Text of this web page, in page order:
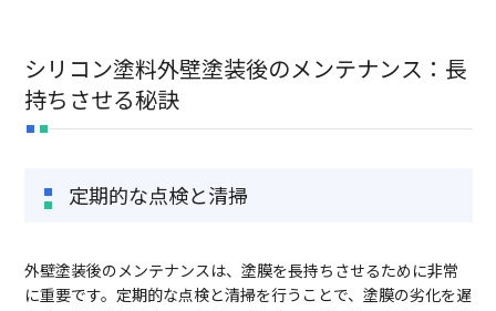
シリコン塗料外壁塗装後のメンテナンス：長
持ちさせる秘訣
定期的な点検と清掃
外壁塗装後のメンテナンスは、塗膜を長持ちさせるために非常
に重要です。定期的な点検と清掃を行うことで、塗膜の劣化を遅